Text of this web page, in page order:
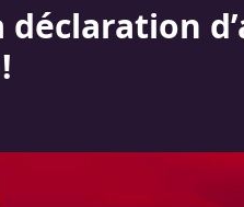
déclaration